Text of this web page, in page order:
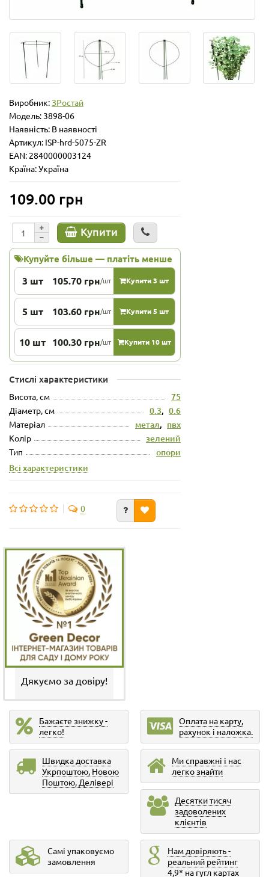
Виробник:ЗРостай
Модель: 3898-06
Наявність: В наявності
Артикул: ISP-hrd-5075-ZR
EAN: 2840000003124
Країна: Україна
109.00 грн
Купити
Купуйте більше — платіть менше
3 шт 105.70 грн/шт Купити 3 шт
5 шт 103.60 грн/шт Купити 5 шт
10 шт 100.30 грн/шт Купити 10 шт
Стислі характеристики
Висота, см 75
Діаметр, см 0.3, 0.6
Матеріал метал, пвх
Колір зелений
Тип
опори
Всі характеристики
0
Дякуємо за довіру!
Бажаєте знижку -
легко!
Оплата на карту,
рахунок і наложка.
Швидка доставка
Укрпоштою, Новою
Поштою, Делівері
Ми справжні і нас
легко знайти
Десятки тисяч
задоволених
клієнтів
Самі упаковуємо
замовлення
Нам довіряють -
реальний рейтинг
4,9* на гугл картах